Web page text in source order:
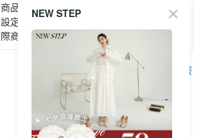
商品圖片顏色會因拍攝燈光環境或個人螢幕
設定不同，而造成部份色差現象，顏色以實
際商品為主。
客服
查看全部
NEW STEP